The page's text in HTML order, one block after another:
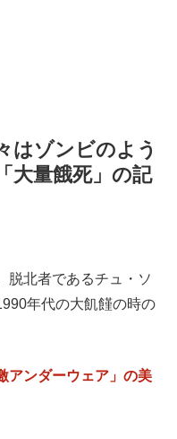
はゾンビのよう
大量餓死」の記
脱北者であるチュ・ソ
年代の大飢饉の時の
アンダーウェア」の美